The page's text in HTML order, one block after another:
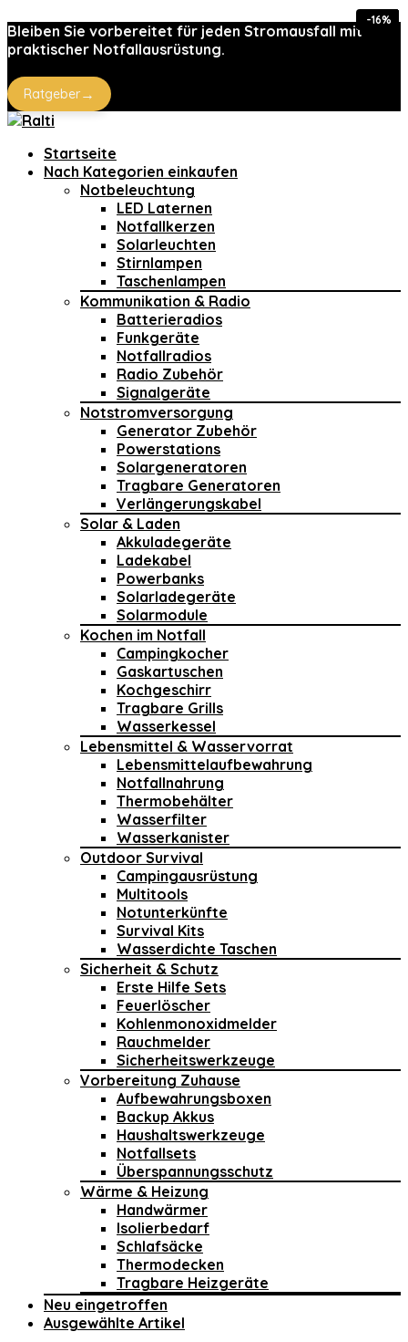
Bleiben Sie vorbereitet für jeden Stromausfall mit
praktischer Notfallausrüstung.
Ratgeber→
Startseite
Nach Kategorien einkaufen
Notbeleuchtung
LED Laternen
Notfallkerzen
Solarleuchten
Stirnlampen
Taschenlampen
Kommunikation & Radio
Batterieradios
Funkgeräte
Notfallradios
Radio Zubehör
Signalgeräte
Notstromversorgung
Generator Zubehör
Powerstations
Solargeneratoren
Tragbare Generatoren
Verlängerungskabel
Solar & Laden
Akkuladegeräte
Ladekabel
Powerbanks
Solarladegeräte
Solarmodule
Kochen im Notfall
Campingkocher
Gaskartuschen
Kochgeschirr
Tragbare Grills
Wasserkessel
Lebensmittel & Wasservorrat
Lebensmittelaufbewahrung
Notfallnahrung
Thermobehälter
Wasserfilter
Wasserkanister
Outdoor Survival
Campingausrüstung
Multitools
Notunterkünfte
Survival Kits
Wasserdichte Taschen
Sicherheit & Schutz
Erste Hilfe Sets
Feuerlöscher
Kohlenmonoxidmelder
Rauchmelder
Sicherheitswerkzeuge
Vorbereitung Zuhause
Aufbewahrungsboxen
Backup Akkus
Haushaltswerkzeuge
Notfallsets
Überspannungsschutz
Wärme & Heizung
Handwärmer
Isolierbedarf
Schlafsäcke
Thermodecken
Tragbare Heizgeräte
Neu eingetroffen
Ausgewählte Artikel
-15%
-15%
-7%
-8%
-15%
-17%
-26%
-16%